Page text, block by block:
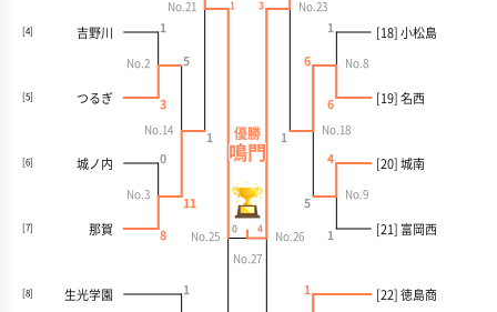
No.2
No.3
No.8
No.9
No.14 No.18
No.21 No.23
No.25
No.26
No.27
1
3
0
8
1
6
4
1
5
11
1
6
5
1
1 1
1 3
0 4
[4]
[5]
[6]
[7]
[8]
吉野川
つるぎ
城ノ内
那賀
生光学園
[18] 小松島
[19] 名西
[20] 城南
[21] 富岡西
[22] 徳島商
優勝
鳴門